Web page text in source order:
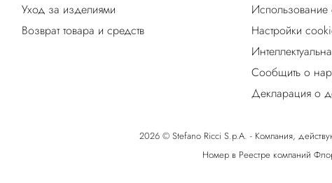
Уход за изделиями
Возврат товара и средств
Настройки
Сообщить о
Декларация о
2026 © Stefano Ricci S.p.A. - Компания,
Номер в Реестре компаний